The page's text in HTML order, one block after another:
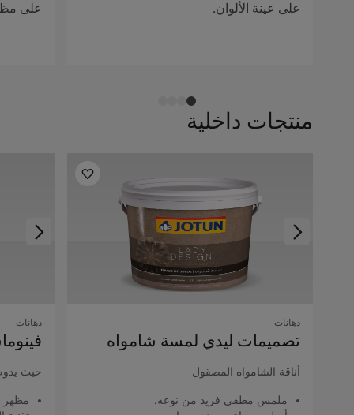
على عينة الألوان.
على
منتجات داخلية
دهانات
تصميمات ليدي لمسة شامواه
أناقة الشامواه المصقول
ملمس مطفي فريد من نوعه.
دهانات
حيث
مظهر